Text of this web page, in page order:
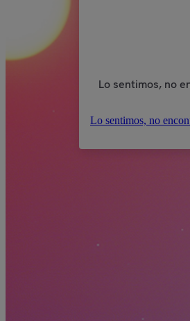
Lo sentimos, no
Lo sentimos, no